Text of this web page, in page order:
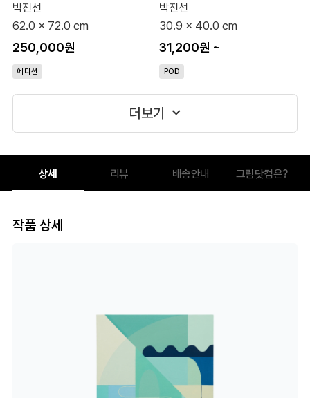
박진선
62.0 x 72.0 cm
250,000원
에디션
박진선
30.9 x 40.0 cm
31,200원 ~
POD
더보기
상세 리뷰 배송안내 그림닷컴은?
작품 상세